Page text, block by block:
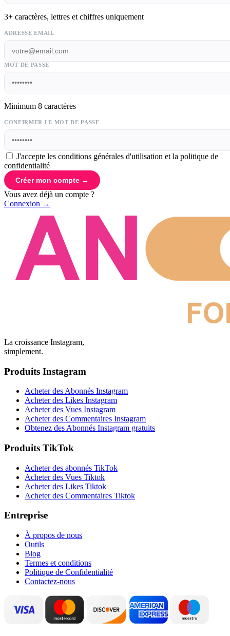
3+ caractères, lettres et chiffres uniquement
ADRESSE EMAIL
MOT DE PASSE
Minimum 8 caractères
CONFIRMER LE MOT DE PASSE
J'accepte les conditions générales d'utilisation et la politique de
confidentialité
Créer mon compte →
Vous avez déjà un compte ?
Connexion →
La croissance Instagram,
simplement.
Produits Instagram
Acheter des Abonnés Instagram
Acheter des Likes Instagram
Acheter des Vues Instagram
Acheter des Commentaires Instagram
Obtenez des Abonnés Instagram gratuits
Produits TikTok
Acheter des abonnés TikTok
Acheter des Vues Tiktok
Acheter des Likes Tiktok
Acheter des Commentaires Tiktok
Entreprise
À propos de nous
Outils
Blog
Termes et conditions
Politique de Confidentialité
Contactez-nous